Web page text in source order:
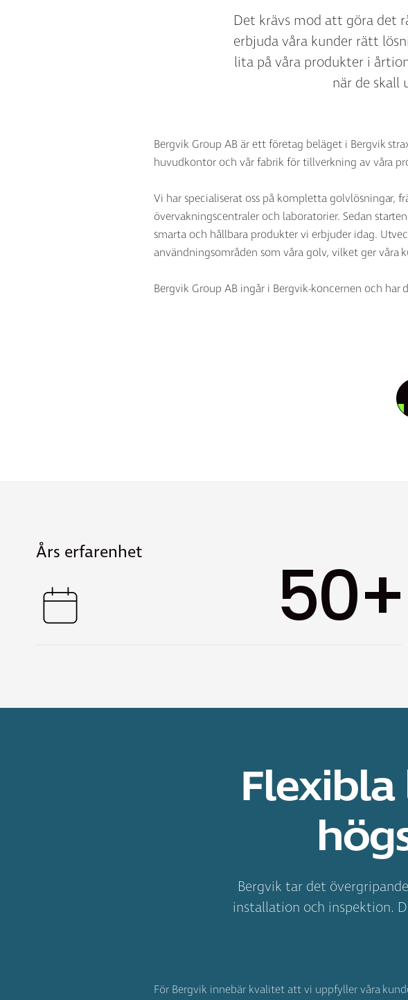
Det krävs mod att göra det
erbjuda våra kunder rätt
lita på våra produkter i
när de skall
Bergvik Group AB är ett företag beläget i Bergvik
huvudkontor och vår fabrik för tillverkning av våra
Vi har specialiserat oss på kompletta golvlösningar,
övervakningscentraler och laboratorier. Sedan
smarta och hållbara produkter vi erbjuder idag.
användningsområden som våra golv, vilket ger våra
Bergvik Group AB ingår i Bergvik-koncernen och
Års erfarenhet 5
5
3
5
0
0+
Bergvik tar det
installation och inspektion.
För Bergvik innebär kvalitet att vi uppfyller våra